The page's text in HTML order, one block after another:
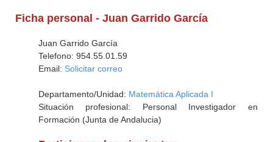
Ficha personal - Juan Garrido García
Juan Garrido García
Telefono: 954.55.01.59
Email: Solicitar correo
Departamento/Unidad: Matemática Aplicada I
Situación profesional: Personal Investigador en
Formación (Junta de Andalucia)